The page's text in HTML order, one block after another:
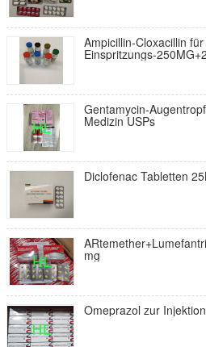
Ampicillin-Cloxacillin
Einspritzungs-
Gentamycin-
Medizin USPs
Diclofenac Tabletten
mg
Omeprazol zur Injektion